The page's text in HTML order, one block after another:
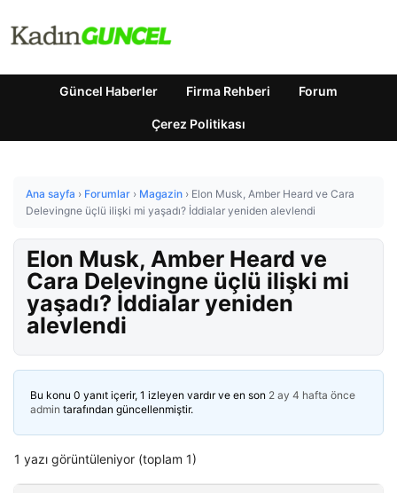
Güncel Haberler Firma Rehberi Forum
Çerez Politikası
Ana sayfa › Forumlar › Magazin › Elon Musk, Amber Heard ve Cara
Delevingne üçlü ilişki mi yaşadı? İddialar yeniden alevlendi
Elon Musk, Amber Heard ve
Cara Delevingne üçlü ilişki mi
yaşadı? İddialar yeniden
alevlendi
Bu konu 0 yanıt içerir, 1 izleyen vardır ve en son 2 ay 4 hafta önce
admin tarafından güncellenmiştir.
1 yazı görüntüleniyor (toplam 1)